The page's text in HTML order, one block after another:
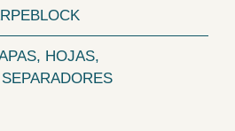
HOJAS,